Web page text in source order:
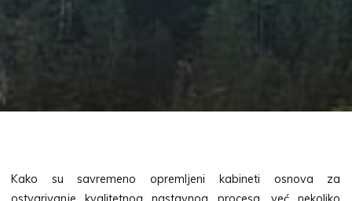
Kako su savremeno opremljeni kabineti osnova za